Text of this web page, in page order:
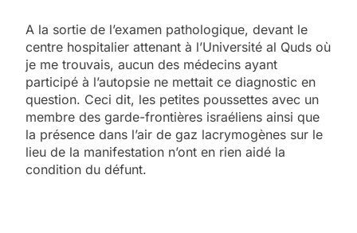
A la sortie de l’examen pathologique, devant le
centre hospitalier attenant à l’Université al Quds où
je me trouvais, aucun des médecins ayant
participé à l’autopsie ne mettait ce diagnostic en
question. Ceci dit, les petites poussettes avec un
membre des garde-frontières israéliens ainsi que
la présence dans l’air de gaz lacrymogènes sur le
lieu de la manifestation n’ont en rien aidé la
condition du défunt.